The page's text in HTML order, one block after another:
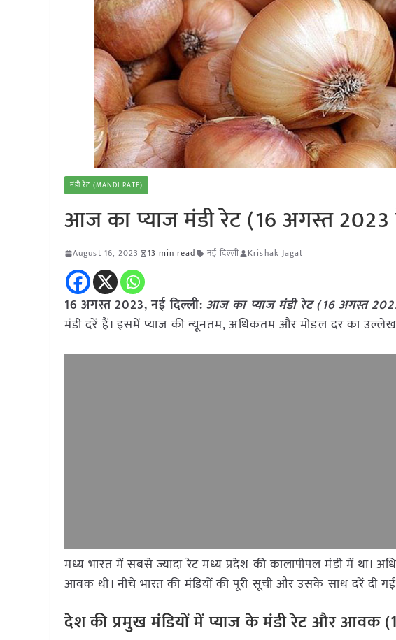
मंडी रेट (MANDI RATE)
आज का प्याज मंडी रेट (16 अगस्त
August 16, 2023 13 min read नई दिल्ली Krishak Jagat
16 अगस्त 2023, नई दिल्ली: आज का प्याज मंडी रेट (16 अगस्त
मंडी दरें हैं। इसमें प्याज की न्यूनतम, अधिकतम और मोडल दर का
मध्य भारत में सबसे ज्यादा रेट मध्य प्रदेश की कालापीपल मंडी में
आवक थी। नीचे भारत की मंडियों की पूरी सूची और उसके साथ दरें दी
देश की प्रमुख मंडियों में प्याजके मंडी रेट और आवक